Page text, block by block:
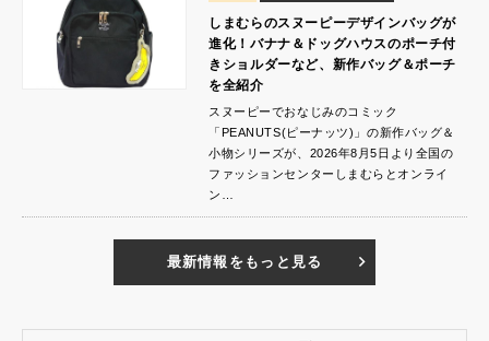
しまむらのスヌーピーデザインバッグが
進化！バナナ＆ドッグハウスのポーチ付
きショルダーなど、新作バッグ＆ポーチ
を全紹介
スヌーピーでおなじみのコミック
「PEANUTS(ピーナッツ)」の新作バッグ＆
小物シリーズが、2026年8月5日より全国の
ファッションセンターしまむらとオンライ
ン…
最新情報をもっと見る